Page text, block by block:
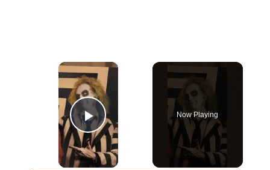
×
Play Video
Now Playing